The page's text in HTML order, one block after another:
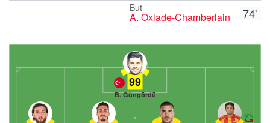
74'
But
A. Oxlade-Chamberlain
99
B. Güngördü